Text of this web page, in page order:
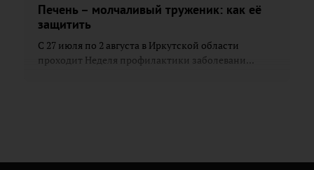
Печень – молчаливый труженик: как её
защитить
С 27 июля по 2 августа в Иркутской области
проходит Неделя профилактики заболевани...